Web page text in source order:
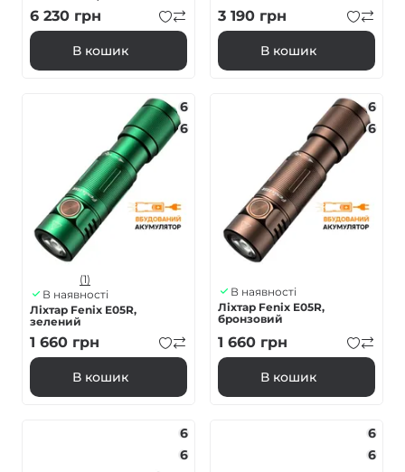
6 230 грн
В кошик
3 190 грн
В кошик
6
6
(1)
В наявності
Ліхтар Fenix E05R,
зелений
1 660 грн
В кошик
6
6
В наявності
Ліхтар Fenix E05R,
бронзовий
1 660 грн
В кошик
6
6
6
6